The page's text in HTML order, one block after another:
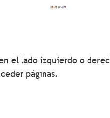
el lado izquierdo o
páginas.